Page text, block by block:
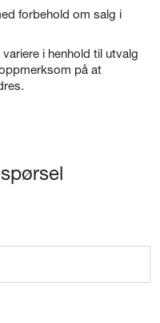
forbehold om salg i
i henhold til utvalg
på at